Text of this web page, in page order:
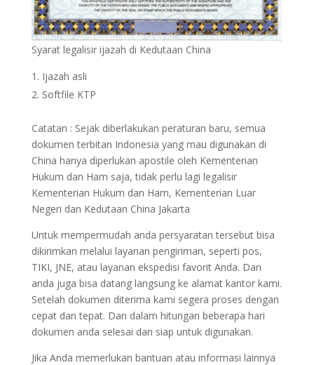
Syarat legalisir ijazah di Kedutaan China
Ijazah asli
Softfile KTP
Catatan : Sejak diberlakukan peraturan baru, semua
dokumen terbitan Indonesia yang mau digunakan di
China hanya diperlukan apostile oleh Kementerian
Hukum dan Ham saja, tidak perlu lagi legalisir
Kementerian Hukum dan Ham, Kementerian Luar
Negeri dan Kedutaan China Jakarta
Untuk mempermudah anda persyaratan tersebut bisa
dikirimkan melalui layanan pengiriman, seperti pos,
TIKI, JNE, atau layanan ekspedisi favorit Anda. Dan
anda juga bisa datang langsung ke alamat kantor kami.
Setelah dokumen diterima kami segera proses dengan
cepat dan tepat. Dan dalam hitungan beberapa hari
dokumen anda selesai dan siap untuk digunakan.
Jika Anda memerlukan bantuan atau informasi lainnya